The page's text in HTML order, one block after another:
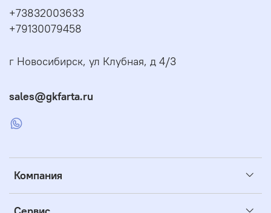
Компания
+73832003633
+79130079458
г Новосибирск, ул Клубная, д 4/3
sales@gkfarta.ru